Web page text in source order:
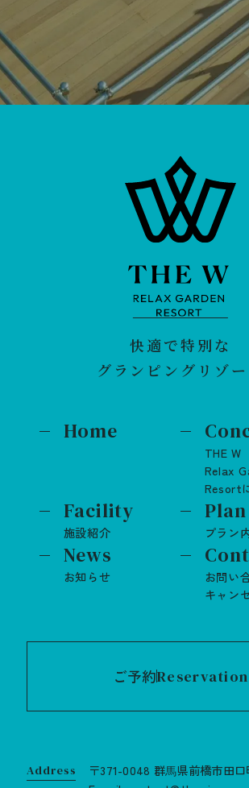
快適で特別な
グランピングリゾー
Home
THE W
Relax
Resort
Facility
施設紹介
Plan
プラン
News
お知らせ
お問い
キャン
ご予約Reservation
Address
〒371-0048 群⾺県前橋市田口